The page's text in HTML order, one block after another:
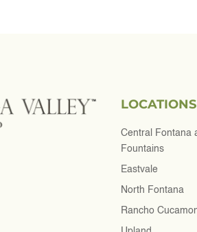
LOCATIONS
Central Fontana
Fountains
Eastvale
North Fontana
Rancho